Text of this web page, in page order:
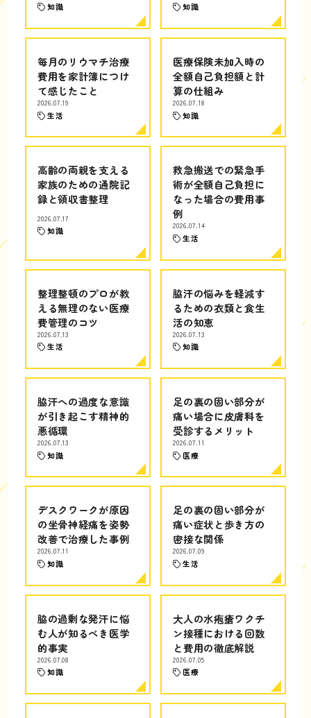
知識 知識
毎月のリウマチ治療
費用を家計簿につけ
て感じたこと
2026.07.19
生活
医療保険未加入時の
全額自己負担額と計
算の仕組み
2026.07.18
知識
高齢の両親を支える
家族のための通院記
録と領収書整理
2026.07.17
知識
救急搬送での緊急手
術が全額自己負担に
なった場合の費用事
例
2026.07.14
生活
整理整頓のプロが教
える無理のない医療
費管理のコツ
2026.07.13
生活
脇汗の悩みを軽減す
るための衣類と食生
活の知恵
2026.07.13
知識
脇汗への過度な意識
が引き起こす精神的
悪循環
2026.07.13
知識
足の裏の固い部分が
痛い場合に皮膚科を
受診するメリット
2026.07.11
医療
デスクワークが原因
の坐骨神経痛を姿勢
改善で治療した事例
2026.07.11
知識
足の裏の固い部分が
痛い症状と歩き方の
密接な関係
2026.07.09
生活
脇の過剰な発汗に悩
む人が知るべき医学
的事実
2026.07.08
知識
大人の水疱瘡ワクチ
ン接種における回数
と費用の徹底解説
2026.07.05
医療